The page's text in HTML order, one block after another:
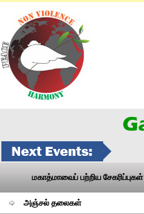
மகாத்மாவைப் பற்றிய சேகரிப்புகள்
அஞ்சல் தலைகள்